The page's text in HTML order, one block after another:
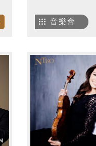
音樂會